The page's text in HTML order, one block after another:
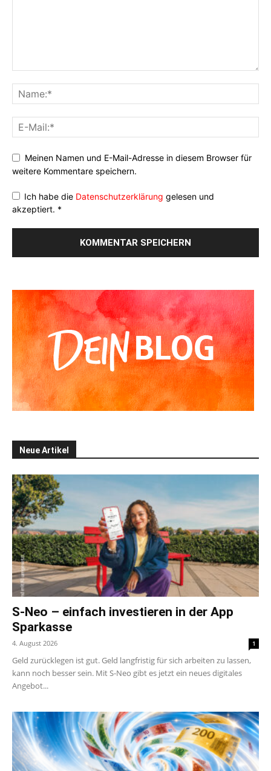
Meinen Namen und E-Mail-Adresse in diesem Browser für
weitere Kommentare speichern.
Ich habe die Datenschutzerklärung gelesen und
akzeptiert. *
Neue Artikel
S-Neo – einfach investieren in der App
Sparkasse
4. August 2026 1
Geld zurücklegen ist gut. Geld langfristig für sich arbeiten zu lassen,
kann noch besser sein. Mit S-Neo gibt es jetzt ein neues digitales
Angebot...